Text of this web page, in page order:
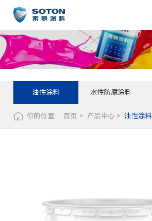
油性涂料 水性防腐涂料
你的位置： 首页 产品中心 油性涂料